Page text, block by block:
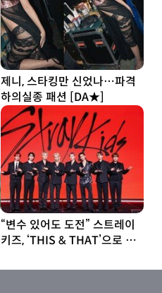
제니, 스타킹만 신었나…파격
하의실종 패션 [DA★]
“변수 있어도 도전” 스트레이
키즈, ‘THIS & THAT’으로 보